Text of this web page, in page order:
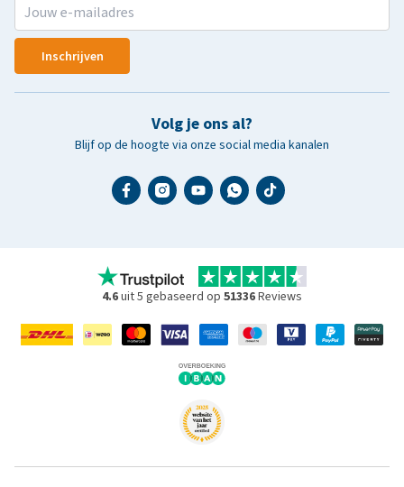
Inschrijven
Volg je ons al?
Blijf op de hoogte via onze social media kanalen
4.6uit 5 gebaseerd op 51336Reviews